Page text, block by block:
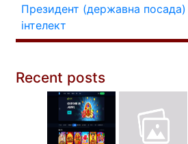
Президент (державна посада)
інтелект
Recent posts